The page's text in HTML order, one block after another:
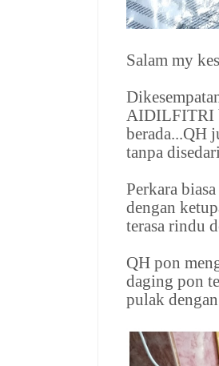
Salam my
AIDILFITRI
berada...QH
tanpa
Perkara
dengan
terasa rindu
QH pon
daging pon
pulak